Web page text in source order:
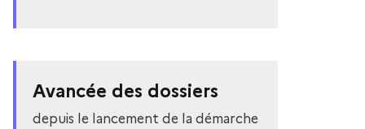
Avancée des dossiers
depuis le lancement de la démarche